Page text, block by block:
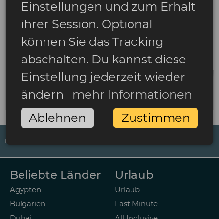
IMPRESSUM
Beliebte Länder
Ägypten
Bulgarien
Urlaub
Urlaub
Last Minute
Einstellungen und zum Erhalt
ihrer Session. Optional
können Sie das Tracking
abschalten. Du kannst diese
Einstellung jederzeit wieder
ändern
mehr Informationen
Ablehnen
Zustimmen